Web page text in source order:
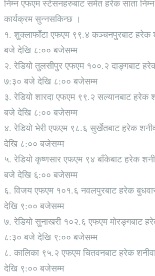
निम्न एफएम स्टेसनहरुबाट समेत हरेक साता निम्न
कार्यक्रम सुन्नसकिन्छ ।
१. शुक्लाफाँटा एफएम ९९.४ कञ्चनपुरबाट हरेक
बजे देखि ८:०० बजेसम्म
२. रेडियो तुलसीपुर एफएम १००.२ दाङ्गबाट हरेक
७:३० बजे देखि ८:०० बजेसम्म
३. रेडियो शारदा एफएम ९९.२ सल्यानबाट हरेक
बजे देखि ८:०० बजेसम्म
४. रेडियो भेरी एफएम ९८.६ सुर्खेतबाट हरेक
देखि ८:०० बजेसम्म
५. रेडियो कृष्णसार एफएम ९४ बाँकेबाट हरेक
बजे देखि ६:०० बजेसम्म
६. विजय एफएम १०१.६ नवलपुरबाट हरेक
देखि ९:०० बजेसम्म
७. रेडियो सुनाखरी १०२.६ एफएम मोरङ्गबाट
८:३० बजे देखि ९:०० बजेसम्म
८. कालिका ९५.२ एफएम चितवनबाट हरेक
देखि ९:०० बजेसम्म